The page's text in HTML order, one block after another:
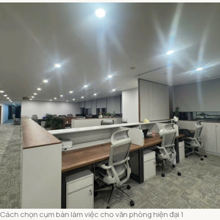
Cách chọn cụm bàn làm việc cho văn phòng hiện đại 1